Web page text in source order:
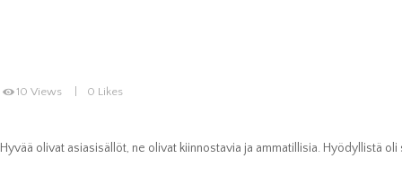
10 Views 0 Likes
Hyvää olivat asiasisällöt, ne olivat kiinnostavia ja ammatillisia. Hyödyllistä